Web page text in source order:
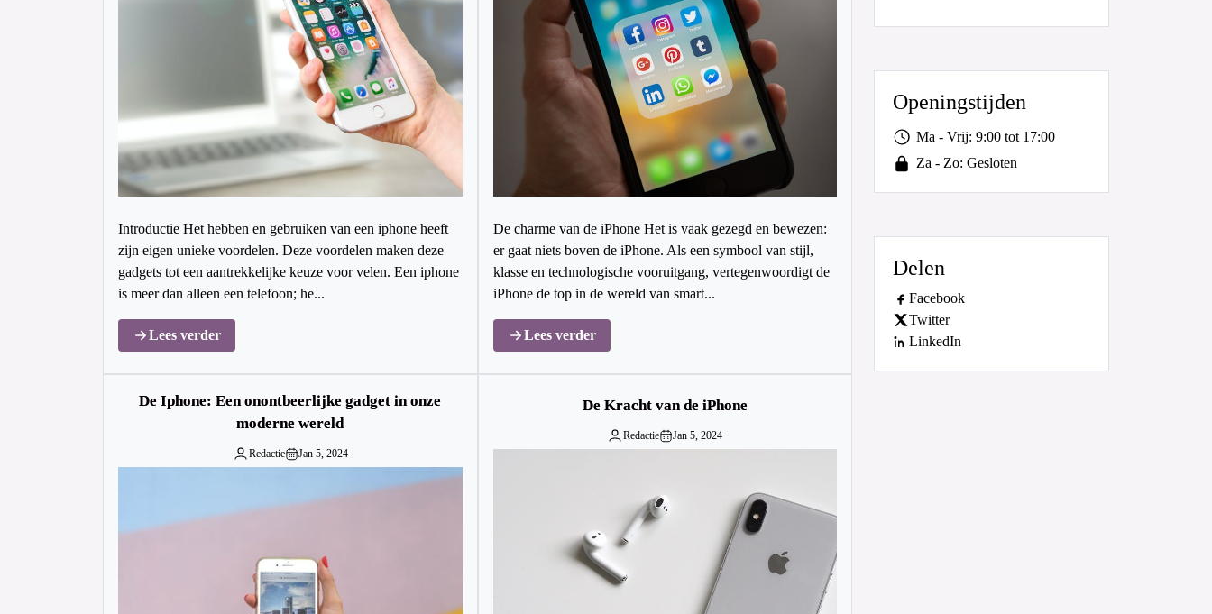
Introductie Het hebben en gebruiken van een iphone heeft
zijn eigen unieke voordelen. Deze voordelen maken deze
gadgets tot een aantrekkelijke keuze voor velen. Een iphone
is meer dan alleen een telefoon; he...
Lees verder
De charme van de iPhone Het is vaak gezegd en bewezen:
er gaat niets boven de iPhone. Als een symbool van stijl,
klasse en technologische vooruitgang, vertegenwoordigt de
iPhone de top in de wereld van smart...
Lees verder
De Iphone: Een onontbeerlijke gadget in onze
moderne wereld
Redactie Jan 5, 2024
De Kracht van de iPhone
Redactie Jan 5, 2024
Openingstijden
Ma - Vrij: 9:00 tot 17:00
Za - Zo: Gesloten
Delen
Facebook
Twitter
LinkedIn